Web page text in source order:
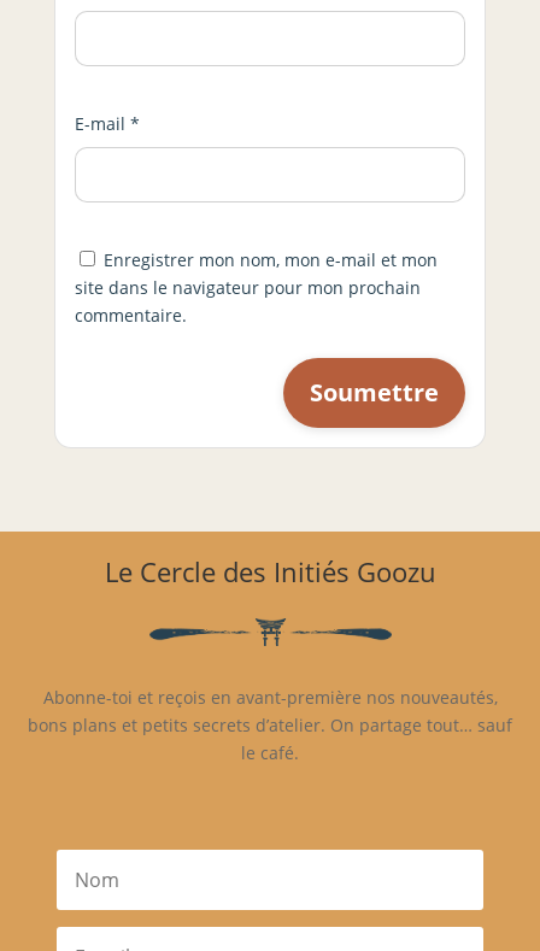
E-mail *
Enregistrer mon nom, mon e-mail et mon
site dans le navigateur pour mon prochain
commentaire.
Le Cercle des Initiés Goozu
Abonne-toi et reçois en avant-première nos nouveautés,
bons plans et petits secrets d’atelier. On partage tout… sauf
le café.